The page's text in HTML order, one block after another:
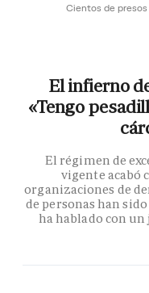
Cientos de
El infierno
«Tengo
El régimen de
vigente acabó
organizaciones de
de personas han
ha hablado con un